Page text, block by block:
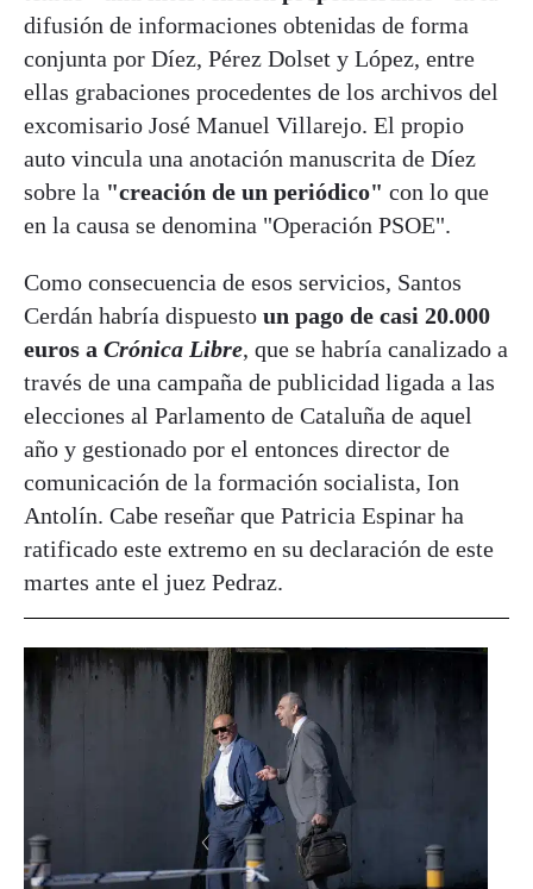
difusión de informaciones obtenidas de forma
conjunta por Díez, Pérez Dolset y López, entre
ellas grabaciones procedentes de los archivos del
excomisario José Manuel Villarejo. El propio
auto vincula una anotación manuscrita de Díez
sobre la "creación de un periódico" con lo que
en la causa se denomina "Operación PSOE".
Como consecuencia de esos servicios, Santos
Cerdán habría dispuesto un pago de casi 20.000
euros a Crónica Libre, que se habría canalizado a
través de una campaña de publicidad ligada a las
elecciones al Parlamento de Cataluña de aquel
año y gestionado por el entonces director de
comunicación de la formación socialista, Ion
Antolín. Cabe reseñar que Patricia Espinar ha
ratificado este extremo en su declaración de este
martes ante el juez Pedraz.